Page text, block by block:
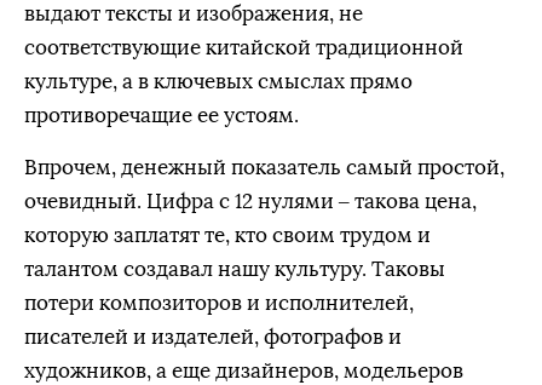
выдают тексты и изображения, не
соответствующие китайской традиционной
культуре, а в ключевых смыслах прямо
противоречащие ее устоям.
Впрочем, денежный показатель самый простой,
очевидный. Цифра с 12 нулями – такова цена,
которую заплатят те, кто своим трудом и
талантом создавал нашу культуру. Таковы
потери композиторов и исполнителей,
писателей и издателей, фотографов и
художников, а еще дизайнеров, модельеров